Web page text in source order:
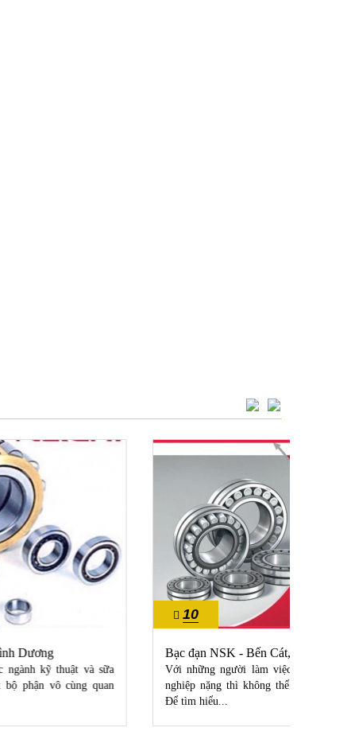
10
Bạc đạn NSK - Bến Cát, Bình Dương
Với những người làm việc trong ngành máy móc, công
nghiệp nặng thì không thể không biết tới vòng bi NSK.